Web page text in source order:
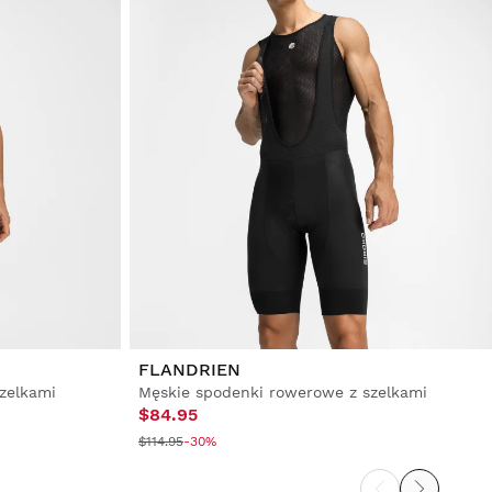
FLANDRIEN
Męskie spodenki rowerowe z szelkami
$84.95
$114.95-30%